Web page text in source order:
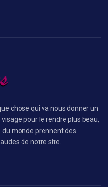
chose qui va nous donner un
pour le rendre plus beau,
monde prennent des
de notre site.